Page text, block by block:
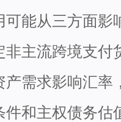
可能从三方面影
非主流跨境支付
产需求影响汇率
件和主权债务估